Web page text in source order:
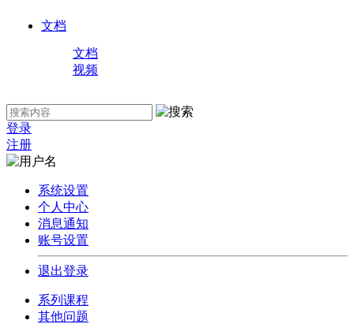
文档
文档
视频
登录
注册
系统设置
个人中心
消息通知
账号设置
退出登录
系列课程
其他问题